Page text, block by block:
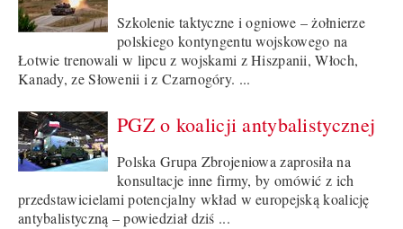
Szkolenie taktyczne i ogniowe – żołnierze
polskiego kontyngentu wojskowego na
Łotwie trenowali w lipcu z wojskami z Hiszpanii, Włoch,
Kanady, ze Słowenii i z Czarnogóry. ...
PGZ o koalicji antybalistycznej
Polska Grupa Zbrojeniowa zaprosiła na
konsultacje inne firmy, by omówić z ich
przedstawicielami potencjalny wkład w europejską koalicję
antybalistyczną – powiedział dziś ...